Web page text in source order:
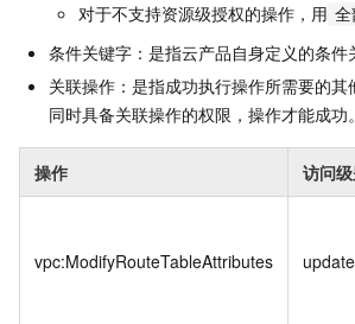
对于不支持资源级授权的操作，用 全
条件关键字：是指云产品自身定义的条件
关联操作：是指成功执行操作所需要的
同时具备关联操作的权限，操作才能成功。
操作 访问
vpc:ModifyRouteTableAttributes update